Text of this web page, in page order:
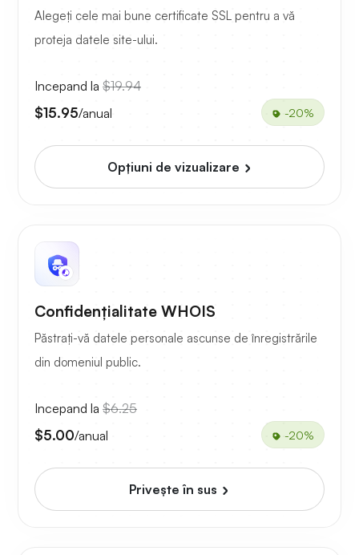
Alegeți cele mai bune certificate SSL pentru a vă
proteja datele site-ului.
Incepand la $19.94
$15.95/anual -20%
Opțiuni de vizualizare
Confidențialitate WHOIS
Păstrați-vă datele personale ascunse de înregistrările
din domeniul public.
Incepand la $6.25
$5.00/anual -20%
Priveşte în sus